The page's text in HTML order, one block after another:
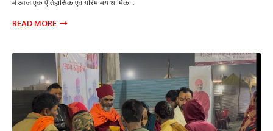
में आज एक ऐतिहासिक एवं गरिमामय धार्मिक...
READ MORE